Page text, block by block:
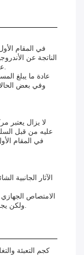
الناتجة عن
عن طريق منع آثار DHT على فروة الرأس.
عادة ما يبلغ
وفي بعض
عليه من قبل
في المقام
الآثار الجانبية
الامتصاص الجهازي
ولكن يجب توخي الحذر لتجنب الاستخدام المفرط.